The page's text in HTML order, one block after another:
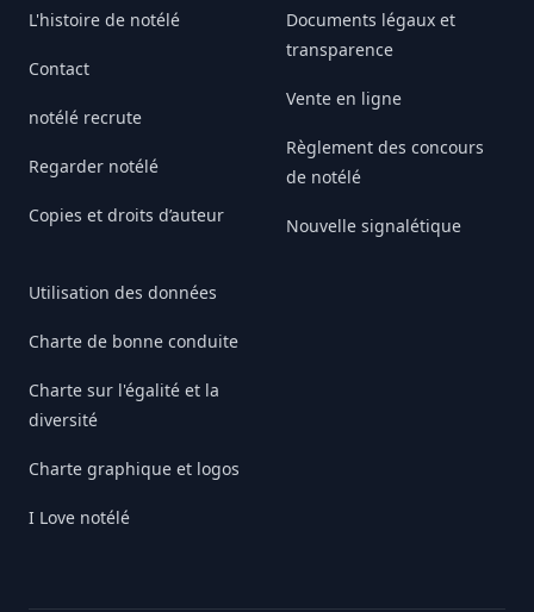
L'histoire de notélé
Contact
notélé recrute
Regarder notélé
Copies et droits d’auteur
Utilisation des données
Charte de bonne conduite
Charte sur l'égalité et la
diversité
Charte graphique et logos
I Love notélé
Documents légaux et
transparence
Vente en ligne
Règlement des concours
de notélé
Nouvelle signalétique